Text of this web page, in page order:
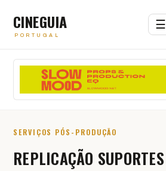
CINEGUIA
PORTUGAL
☰
SERVIÇOS PÓS-PRODUÇÃO
REPLICAÇÃO SUPORTES